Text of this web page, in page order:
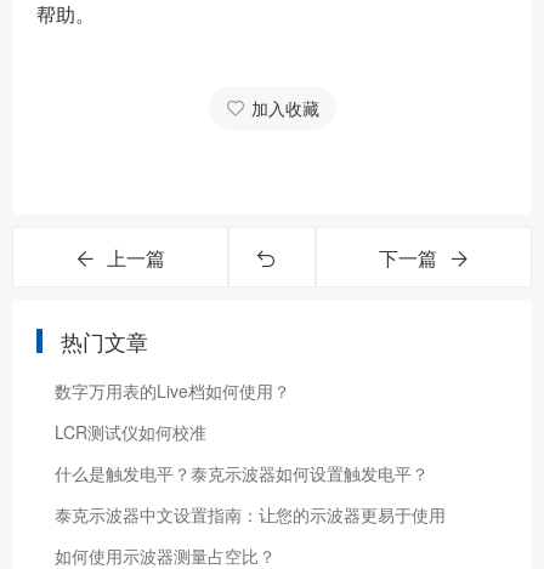
帮助。
加入收藏
上一篇 下一篇
热门文章
数字万用表的Live档如何使用？
LCR测试仪如何校准
什么是触发电平？泰克示波器如何设置触发电平？
泰克示波器中文设置指南：让您的示波器更易于使用
如何使用示波器测量占空比？